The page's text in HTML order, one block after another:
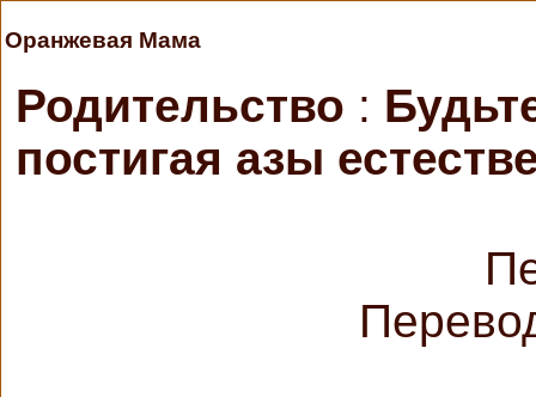
Оранжевая Мама
Родительство :
постигая азы